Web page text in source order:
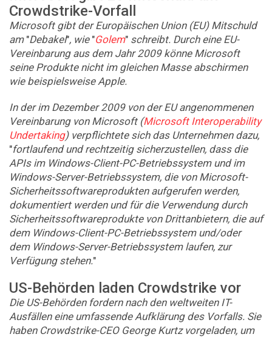
Crowdstrike-Vorfall
Microsoft gibt der Europäischen Union (EU) Mitschuld
am "Debakel", wie "Golem" schreibt. Durch eine EU-
Vereinbarung aus dem Jahr 2009 könne Microsoft
seine Produkte nicht im gleichen Masse abschirmen
wie beispielsweise Apple.
In der im Dezember 2009 von der EU angenommenen
Vereinbarung von Microsoft (Microsoft Interoperability
Undertaking) verpflichtete sich das Unternehmen dazu,
"fortlaufend und rechtzeitig sicherzustellen, dass die
APIs im Windows-Client-PC-Betriebssystem und im
Windows-Server-Betriebssystem, die von Microsoft-
Sicherheitssoftwareprodukten aufgerufen werden,
dokumentiert werden und für die Verwendung durch
Sicherheitssoftwareprodukte von Drittanbietern, die auf
dem Windows-Client-PC-Betriebssystem und/oder
dem Windows-Server-Betriebssystem laufen, zur
Verfügung stehen."
US-Behörden laden Crowdstrike vor
Die US-Behörden fordern nach den weltweiten IT-
Ausfällen eine umfassende Aufklärung des Vorfalls. Sie
haben Crowdstrike-CEO George Kurtz vorgeladen, um